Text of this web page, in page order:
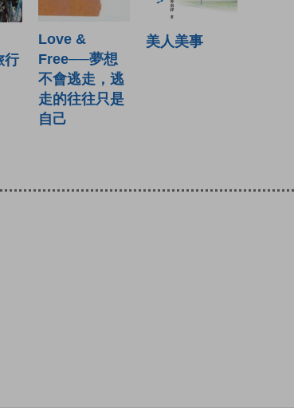
行
Love &
Free──夢想
不會逃走，逃
走的往往只是
自己
美人美事